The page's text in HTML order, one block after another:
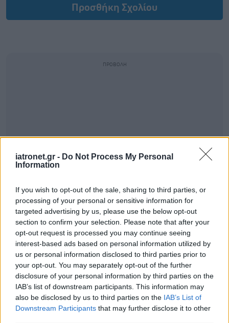
iatronet.gr - Do Not Process My Personal
Information
If you wish to opt-out of the sale, sharing to third parties, or
processing of your personal or sensitive information for
targeted advertising by us, please use the below opt-out
section to confirm your selection. Please note that after your
opt-out request is processed you may continue seeing
interest-based ads based on personal information utilized by
us or personal information disclosed to third parties prior to
your opt-out. You may separately opt-out of the further
disclosure of your personal information by third parties on the
IAB’s list of downstream participants. This information may
also be disclosed by us to third parties on the IAB’s List of
Downstream Participants that may further disclose it to other
Προσθήκη Σχολίου